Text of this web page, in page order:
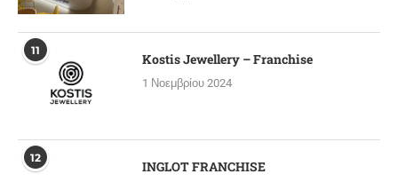
11 Kostis Jewellery – Franchise
1 Νοεμβρίου 2024
12 INGLOT FRANCHISE